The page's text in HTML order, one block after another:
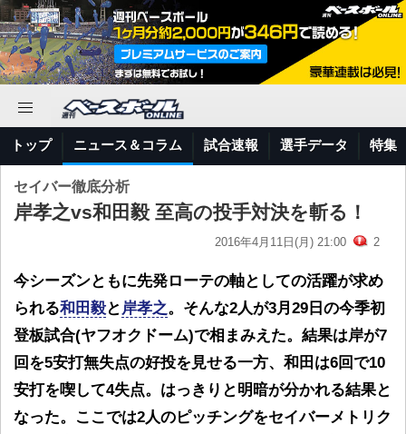
トップ ニュース＆コラム 試合速報 選手データ 特集
セイバー徹底分析
岸孝之vs和田毅 至高の投手対決を斬る！
2016年4月11日(月) 21:00 2
今シーズンともに先発ローテの軸としての活躍が求め
られる和田毅と 岸孝之。そんな2人が3月29日の今季初
登板試合(ヤフオクドーム)で相まみえた。結果は岸が7
回を5安打無失点の好投を見せる一方、和田は6回で10
安打を喫して4失点。はっきりと明暗が分かれる結果と
なった。ここでは2人のピッチングをセイバーメトリク